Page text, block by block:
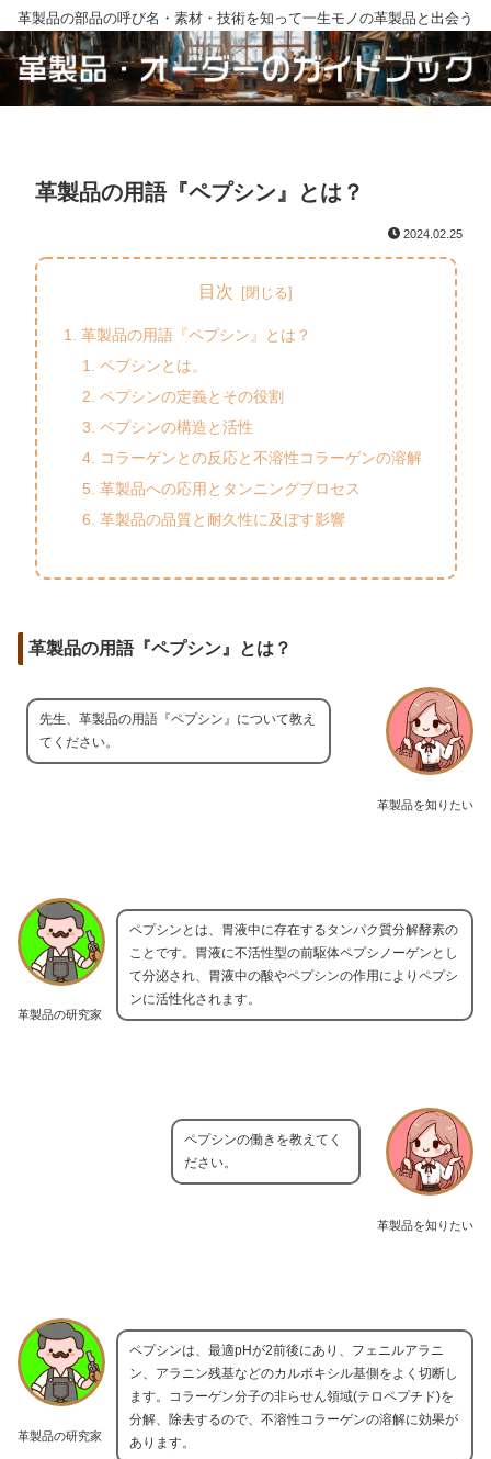
革製品の部品の呼び名・素材・技術を知って一生モノの革製品と出会う
革製品の用語『ペプシン』とは？
2024.02.25
目次
革製品の用語『ペプシン』とは？
ペプシンとは。
ペプシンの定義とその役割
ペプシンの構造と活性
コラーゲンとの反応と不溶性コラーゲンの溶解
革製品への応用とタンニングプロセス
革製品の品質と耐久性に及ぼす影響
革製品の用語『ペプシン』とは？
革製品を知りたい
先生、革製品の用語『ペプシン』について教え
てください。
革製品の研究家
ペプシンとは、胃液中に存在するタンパク質分解酵素の
ことです。胃液に不活性型の前駆体ペプシノーゲンとし
て分泌され、胃液中の酸やペプシンの作用によりペプシ
ンに活性化されます。
革製品を知りたい
ペプシンの働きを教えてく
ださい。
革製品の研究家
ペプシンは、最適pHが2前後にあり、フェニルアラニ
ン、アラニン残基などのカルボキシル基側をよく切断し
ます。コラーゲン分子の非らせん領域(テロペプチド)を
分解、除去するので、不溶性コラーゲンの溶解に効果が
あります。